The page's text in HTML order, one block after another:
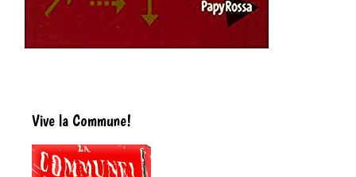
Vive la Commune!